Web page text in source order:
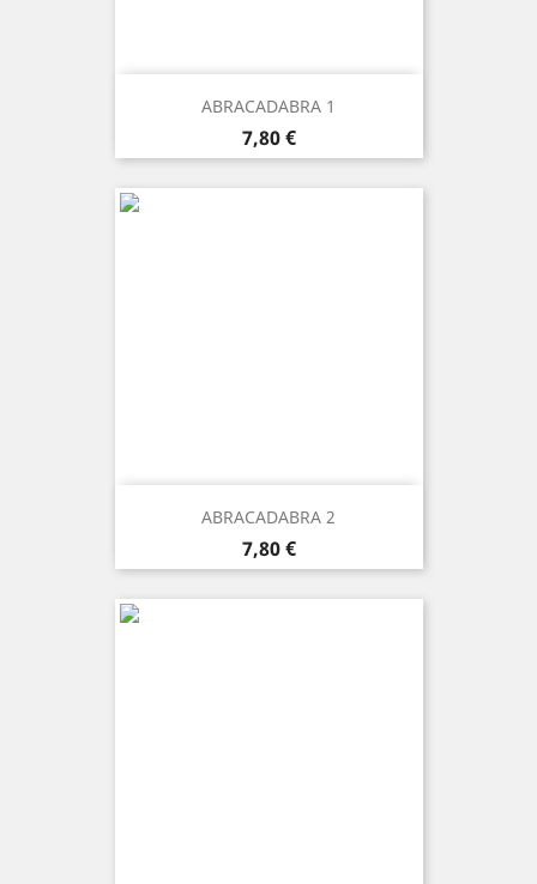
ABRACADABRA 1
Prezzo
7,80 €
ABRACADABRA 2
Prezzo
7,80 €